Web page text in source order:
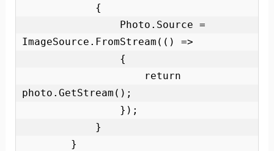
ImageSource.FromStream(() =>
photo.GetStream();
        }